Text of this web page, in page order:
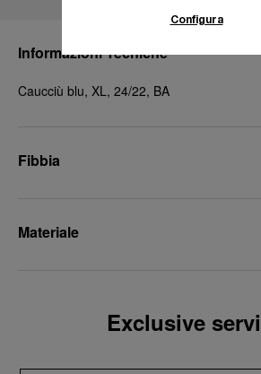
Informazioni Tecniche
Caucciù blu, XL, 24/22, BA
Fibbia
Materiale
Exclusive
Configura